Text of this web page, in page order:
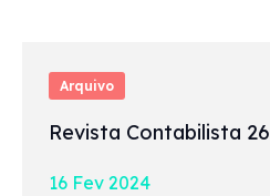
Arquivo
Revista Contabilista
16 Fev 2024